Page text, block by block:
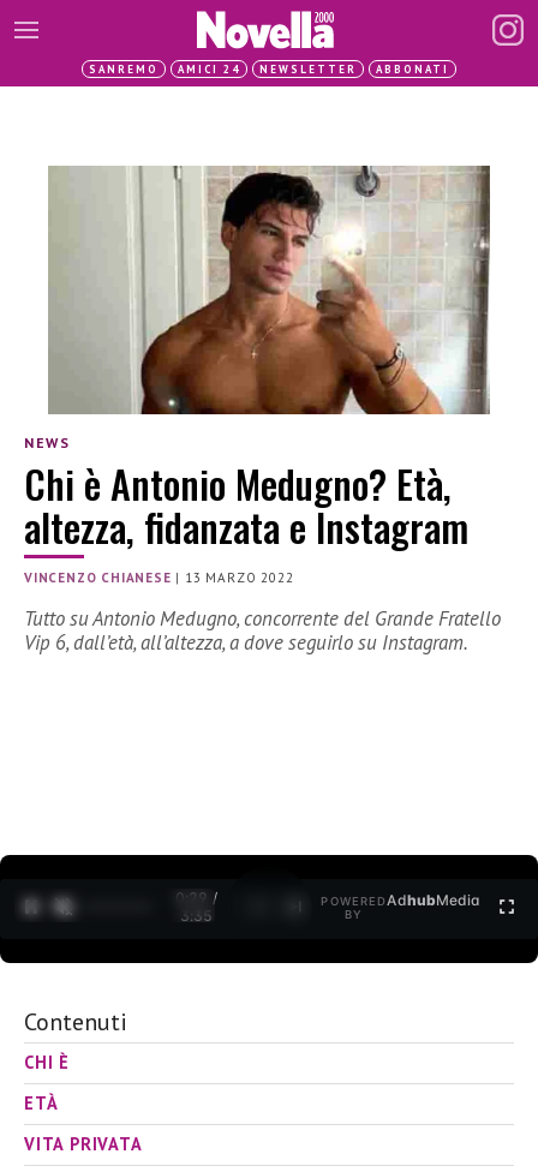
SANREMO AMICI 24 NEWSLETTER ABBONATI
NEWS
Chi è Antonio Medugno? Età,
altezza, fidanzata e Instagram
VINCENZO CHIANESE | 13 MARZO 2022
Tutto su Antonio Medugno, concorrente del Grande Fratello
Vip 6, dall’età, all’altezza, a dove seguirlo su Instagram.
0:30 /
3:35
POWERED
BY
AdhubMedia
Contenuti
CHI È
ETÀ
VITA PRIVATA